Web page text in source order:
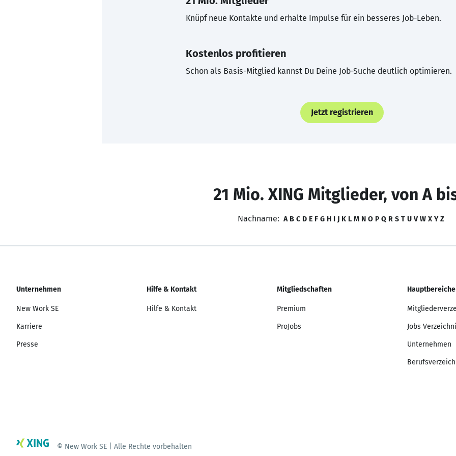
Knüpf neue Kontakte und erhalte Impulse für ein besseres Job-Leben.
Kostenlos profitieren
Schon als Basis-Mitglied kannst Du Deine Job-Suche deutlich optimieren.
Jetzt registrieren
21 Mio. XING Mitglieder, von A
Nachname: A B C D E F G H I J K L M N O P Q R S T U V W X Y Z
Unternehmen
New Work SE
Karriere
Presse
Hilfe & Kontakt
Hilfe & Kontakt
Mitgliedschaften
Premium
ProJobs
Hauptbereiche
Jobs
Unternehmen
© New Work SE | Alle Rechte vorbehalten